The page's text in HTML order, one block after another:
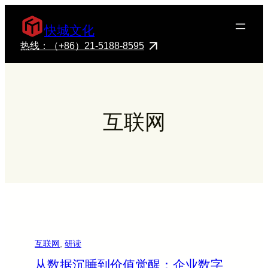
快城文化
热线：（+86）21-5188-8595
互联网
互联网 研读
从数据沉睡到价值觉醒：企业数字